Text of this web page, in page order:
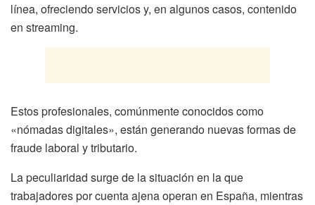
línea, ofreciendo servicios y, en algunos casos, contenido
en streaming.
Estos profesionales, comúnmente conocidos como
«nómadas digitales», están generando nuevas formas de
fraude laboral y tributario.
La peculiaridad surge de la situación en la que
trabajadores por cuenta ajena operan en España, mientras